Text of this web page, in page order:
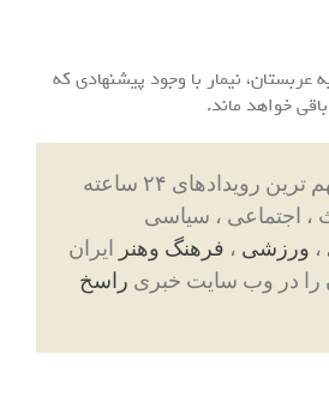
عربستان، نیمار با وجود پیشنهادی که
خواهد ماند.
جدیدترین اخبار و مهم ترین رویدادهای ۲۴ ساعته
اجتماعی ، سیاسی
، ورزشی ، فرهنگ وهنر ایران
را در وب سایت خبری راسخ